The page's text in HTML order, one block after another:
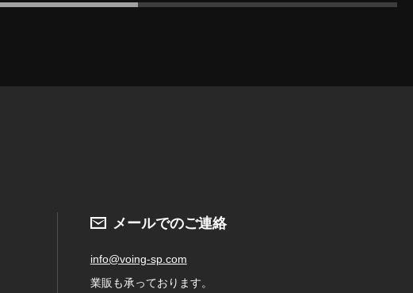
メールでのご連絡
info@voing-sp.com
業販も承っております。